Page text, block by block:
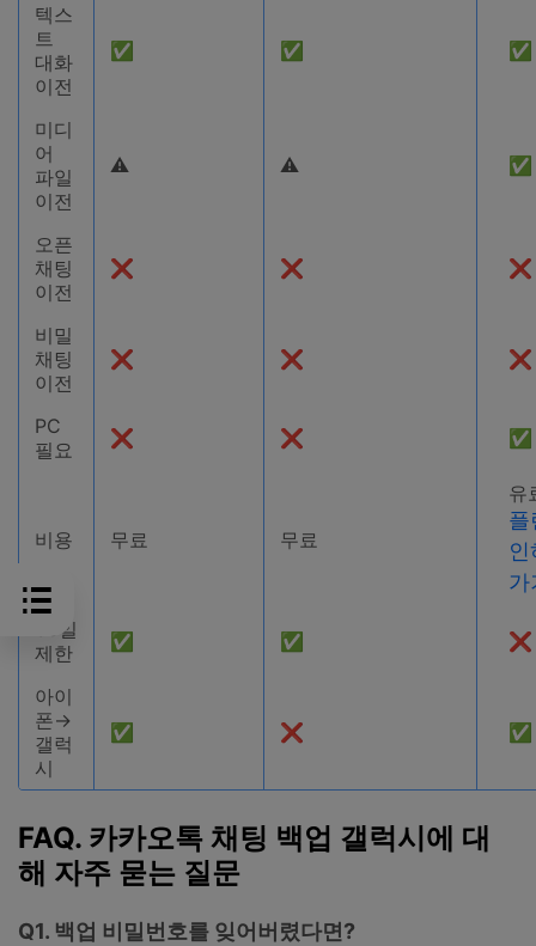
텍스
트
대화
이전
✅ ✅ ✅
미디
어
파일
이전
⚠️ ⚠️ ✅
오픈
채팅
이전
❌ ❌ ❌
비밀
채팅
이전
❌ ❌ ❌
PC
필요
❌ ❌ ✅
비용 무료 무료
유
플
인
가
30일
제한
✅ ✅ ❌
아이
폰→
갤럭
시
✅ ❌ ✅
FAQ. 카카오톡 채팅 백업 갤럭시에 대
해 자주 묻는 질문
Q1. 백업 비밀번호를 잊어버렸다면?